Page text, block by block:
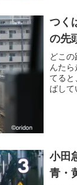
つく
の先
どこ
んた
てる
ばして
い。
小田
青・